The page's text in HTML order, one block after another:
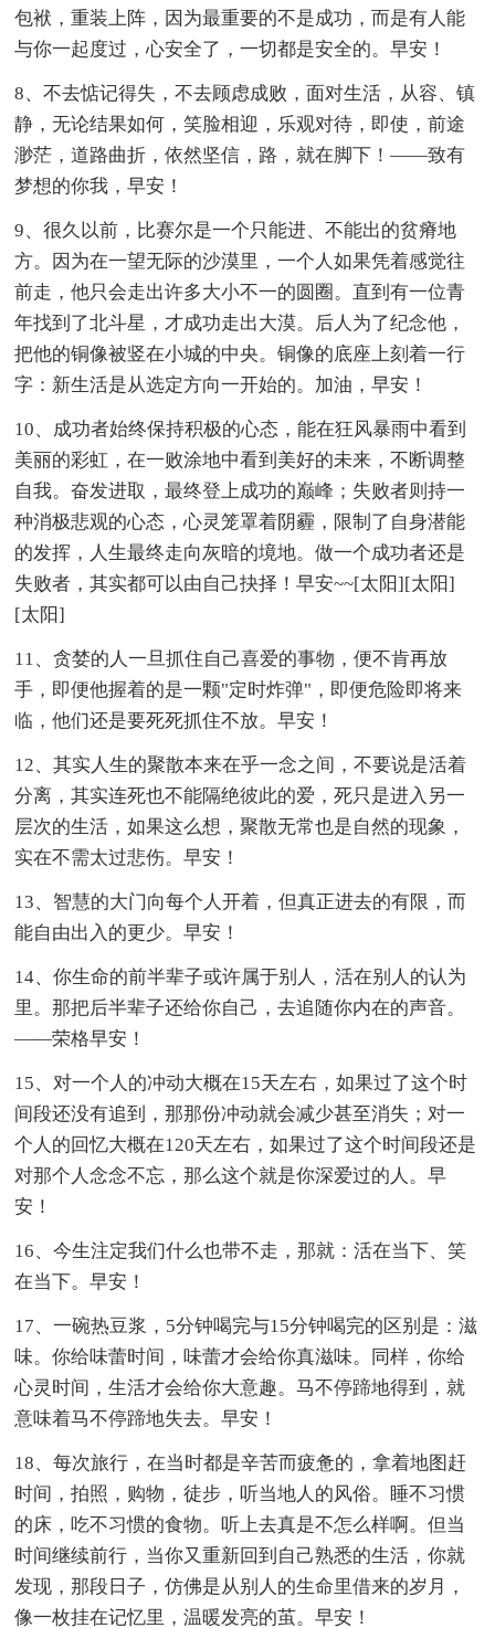
包袱，重装上阵，因为最重要的不是成功，而是有人能
与你一起度过，心安全了，一切都是安全的。早安！
8、不去惦记得失，不去顾虑成败，面对生活，从容、镇
静，无论结果如何，笑脸相迎，乐观对待，即使，前途
渺茫，道路曲折，依然坚信，路，就在脚下！——致有
梦想的你我，早安！
9、很久以前，比赛尔是一个只能进、不能出的贫瘠地
方。因为在一望无际的沙漠里，一个人如果凭着感觉往
前走，他只会走出许多大小不一的圆圈。直到有一位青
年找到了北斗星，才成功走出大漠。后人为了纪念他，
把他的铜像被竖在小城的中央。铜像的底座上刻着一行
字：新生活是从选定方向一开始的。加油，早安！
10、成功者始终保持积极的心态，能在狂风暴雨中看到
美丽的彩虹，在一败涂地中看到美好的未来，不断调整
自我。奋发进取，最终登上成功的巅峰；失败者则持一
种消极悲观的心态，心灵笼罩着阴霾，限制了自身潜能
的发挥，人生最终走向灰暗的境地。做一个成功者还是
失败者，其实都可以由自己抉择！早安~~[太阳][太阳]
[太阳]
11、贪婪的人一旦抓住自己喜爱的事物，便不肯再放
手，即便他握着的是一颗"定时炸弹"，即便危险即将来
临，他们还是要死死抓住不放。早安！
12、其实人生的聚散本来在乎一念之间，不要说是活着
分离，其实连死也不能隔绝彼此的爱，死只是进入另一
层次的生活，如果这么想，聚散无常也是自然的现象，
实在不需太过悲伤。早安！
13、智慧的大门向每个人开着，但真正进去的有限，而
能自由出入的更少。早安！
14、你生命的前半辈子或许属于别人，活在别人的认为
里。那把后半辈子还给你自己，去追随你内在的声音。
——荣格早安！
15、对一个人的冲动大概在15天左右，如果过了这个时
间段还没有追到，那那份冲动就会减少甚至消失；对一
个人的回忆大概在120天左右，如果过了这个时间段还是
对那个人念念不忘，那么这个就是你深爱过的人。早
安！
16、今生注定我们什么也带不走，那就：活在当下、笑
在当下。早安！
17、一碗热豆浆，5分钟喝完与15分钟喝完的区别是：滋
味。你给味蕾时间，味蕾才会给你真滋味。同样，你给
心灵时间，生活才会给你大意趣。马不停蹄地得到，就
意味着马不停蹄地失去。早安！
18、每次旅行，在当时都是辛苦而疲惫的，拿着地图赶
时间，拍照，购物，徒步，听当地人的风俗。睡不习惯
的床，吃不习惯的食物。听上去真是不怎么样啊。但当
时间继续前行，当你又重新回到自己熟悉的生活，你就
发现，那段日子，仿佛是从别人的生命里借来的岁月，
像一枚挂在记忆里，温暖发亮的茧。早安！